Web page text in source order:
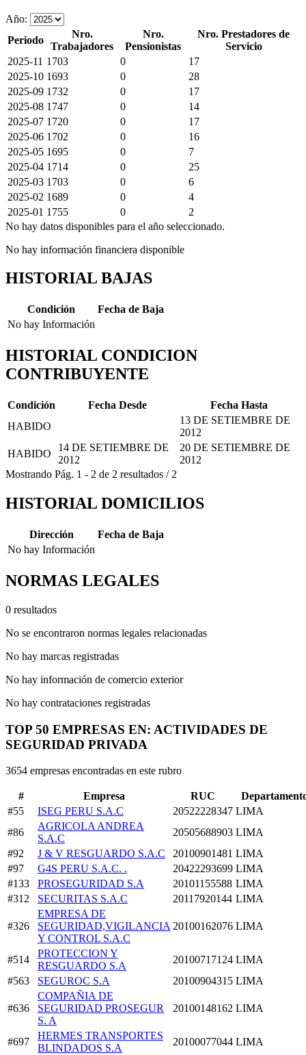
Año:
Periodo
Nro.
Trabajadores
Nro.
Pensionistas
Nro. Prestadores de
Servicio
2025-11 1703 0
17
2025-10 1693 0
28
2025-09 1732 0
17
2025-08 1747 0
14
2025-07 1720 0
17
2025-06 1702 0
16
2025-05 1695 0
7
2025-04 1714 0
25
2025-03 1703 0
6
2025-02 1689 0
4
2025-01 1755 0
2
No hay datos disponibles para el año seleccionado.
No hay información financiera disponible
HISTORIAL BAJAS
Condición
Fecha de Baja
No hay Información
HISTORIAL CONDICION
CONTRIBUYENTE
Condición Fecha Desde
Fecha Hasta
HABIDO
13 DE SETIEMBRE DE
2012
HABIDO
14 DE SETIEMBRE DE
2012
20 DE SETIEMBRE DE
2012
Mostrando Pág. 1 - 2 de 2 resultados / 2
HISTORIAL DOMICILIOS
Dirección
Fecha de Baja
No hay Información
NORMAS LEGALES
0 resultados
No se encontraron normas legales relacionadas
No hay marcas registradas
No hay información de comercio exterior
No hay contrataciones registradas
TOP 50 EMPRESAS EN: ACTIVIDADES DE
SEGURIDAD PRIVADA
3654 empresas encontradas en este rubro
# Empresa RUC
#55
ISEG PERU S.A.C 20522228347 LIMA
#86
AGRICOLA ANDREA
S.A.C
20505688903 LIMA
#92
J & V RESGUARDO S.A.C 20100901481 LIMA
#97
G4S PERU S.A.C. . 20422293699 LIMA
#133
PROSEGURIDAD S.A 20101155588 LIMA
#312
SECURITAS S.A.C 20117920144 LIMA
#326
EMPRESA DE
SEGURIDAD,VIGILANCIA
Y CONTROL S.A.C
20100162076 LIMA
#514
PROTECCION Y
RESGUARDO S.A
20100717124 LIMA
#563
SEGUROC S.A 20100904315 LIMA
#636
COMPAÑIA DE
SEGURIDAD PROSEGUR
S. A
20100148162 LIMA
#697
HERMES TRANSPORTES
BLINDADOS S.A
20100077044 LIMA